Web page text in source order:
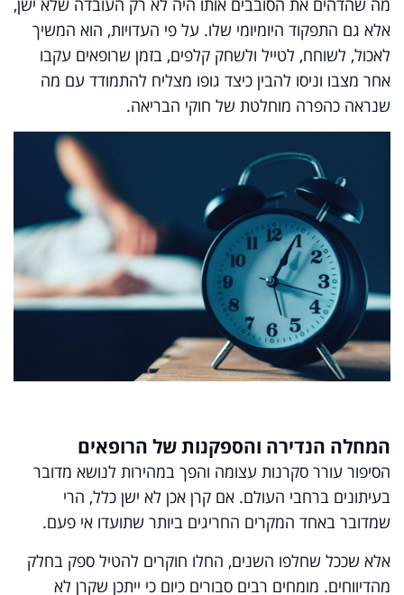
מה שהדהים את הסובבים אותו היה לא רק העובדה שלא ישן,
אלא גם התפקוד היומיומי שלו. על פי העדויות, הוא המשיך
לאכול, לשוחח, לטייל ולשחק קלפים, בזמן שרופאים עקבו
אחר מצבו וניסו להבין כיצד גופו מצליח להתמודד עם מה
שנראה כהפרה מוחלטת של חוקי הבריאה.
המחלה הנדירה והספקנות של הרופאים
הסיפור עורר סקרנות עצומה והפך במהירות לנושא מדובר
בעיתונים ברחבי העולם. אם קרן אכן לא ישן כלל, הרי
שמדובר באחד המקרים החריגים ביותר שתועדו אי פעם.
אלא שככל שחלפו השנים, החלו חוקרים להטיל ספק בחלק
מהדיווחים. מומחים רבים סבורים כיום כי ייתכן שקרן לא